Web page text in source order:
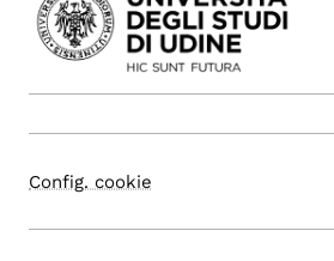
Config. cookie